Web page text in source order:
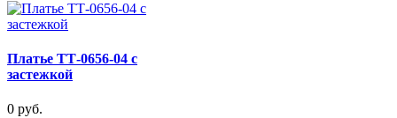
Платье ТТ-0656-04 с
застежкой
0 руб.